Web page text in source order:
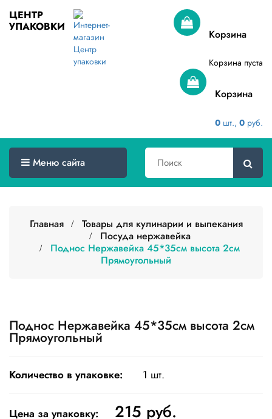
ЦЕНТР
УПАКОВКИ
Корзина
Корзина пуста
Корзина
0 шт., 0 руб.
Меню сайта
Меню
Сертификаты
О
Контакты
Категории
Крафт
упаковка
упаковка
Пакеты
Главная
Товары для кулинарии и выпекания
Посуда нержавейка
Поднос Нержавейка 45*35см высота 2см
Прямоугольный
Поднос Нержавейка 45*35см высота 2см
Прямоугольный
Количество в упаковке: 1 шт.
Цена за упаковку: 215 руб.